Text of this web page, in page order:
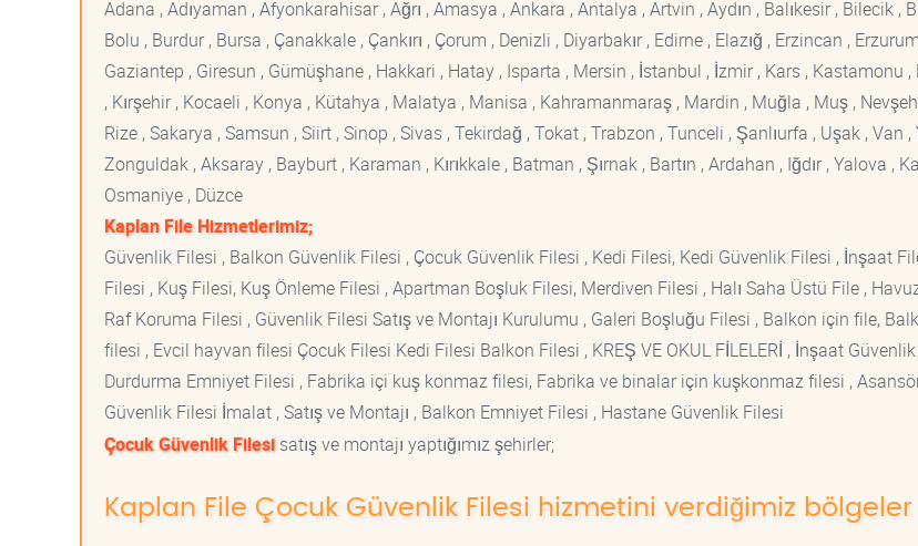
Adana , Adıyaman , Afyonkarahisar , Ağrı , Amasya , Ankara , Antalya , Artvin , Aydın , Balıkesir , Bilecik ,
Bolu , Burdur , Bursa , Çanakkale , Çankırı , Çorum , Denizli , Diyarbakır , Edirne , Elazığ , Erzincan ,
Gaziantep , Giresun , Gümüşhane , Hakkari , Hatay , Isparta , Mersin , İstanbul , İzmir , Kars , Kastamonu ,
, Kırşehir , Kocaeli , Konya , Kütahya , Malatya , Manisa , Kahramanmaraş , Mardin , Muğla , Muş ,
Rize , Sakarya , Samsun , Siirt , Sinop , Sivas , Tekirdağ , Tokat , Trabzon , Tunceli , Şanlıurfa , Uşak , Van ,
Zonguldak , Aksaray , Bayburt , Karaman , Kırıkkale , Batman , Şırnak , Bartın , Ardahan , Iğdır , Yalova ,
Osmaniye , Düzce
Kaplan File Hizmetlerimiz;
Güvenlik Filesi , Balkon Güvenlik Filesi , Çocuk Güvenlik Filesi , Kedi Filesi, Kedi Güvenlik Filesi , İnşaat
Filesi , Kuş Filesi, Kuş Önleme Filesi , Apartman Boşluk Filesi, Merdiven Filesi , Halı Saha Üstü File ,
Raf Koruma Filesi , Güvenlik Filesi Satış ve Montajı Kurulumu , Galeri Boşluğu Filesi , Balkon için file,
filesi , Evcil hayvan filesi Çocuk Filesi Kedi Filesi Balkon Filesi , KREŞ VE OKUL FİLELERİ , İnşaat Güvenlik
Durdurma Emniyet Filesi , Fabrika içi kuş konmaz filesi, Fabrika ve binalar için kuşkonmaz filesi ,
Güvenlik Filesi İmalat , Satış ve Montajı , Balkon Emniyet Filesi , Hastane Güvenlik Filesi
Çocuk Güvenlik Filesisatış ve montajı yaptığımız şehirler;
Kaplan File Çocuk Güvenlik Filesi hizmetini verdiğimiz bölgeler